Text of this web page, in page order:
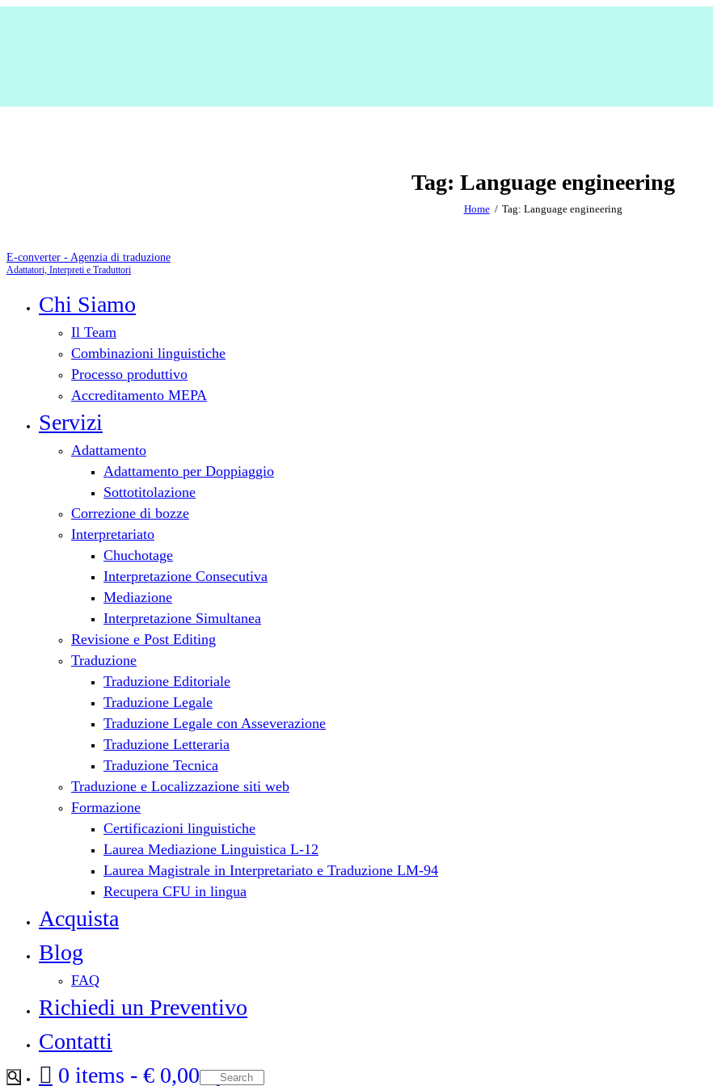
Tag: Language engineering
Home Tag: Language engineering
E-converter - Agenzia di traduzione
Adattatori, Interpreti e Traduttori
Chi Siamo
Il Team
Combinazioni linguistiche
Processo produttivo
Accreditamento MEPA
Servizi
Adattamento
Adattamento per Doppiaggio
Sottotitolazione
Correzione di bozze
Interpretariato
Chuchotage
Interpretazione Consecutiva
Mediazione
Interpretazione Simultanea
Revisione e Post Editing
Traduzione
Traduzione Editoriale
Traduzione Legale
Traduzione Legale con Asseverazione
Traduzione Letteraria
Traduzione Tecnica
Traduzione e Localizzazione siti web
Formazione
Certificazioni linguistiche
Laurea Mediazione Linguistica L-12
Laurea Magistrale in Interpretariato e Traduzione LM-94
Recupera CFU in lingua
Acquista
Blog
FAQ
Richiedi un Preventivo
Contatti
0 items
€ 0,00